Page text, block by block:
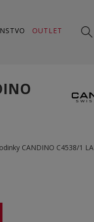
OUTLET
CANDINO C4538/1